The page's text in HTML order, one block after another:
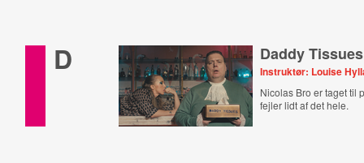
D Daddy Tissues
Instruktør: Louise
Nicolas Bro er taget til
fejler lidt af det hele.